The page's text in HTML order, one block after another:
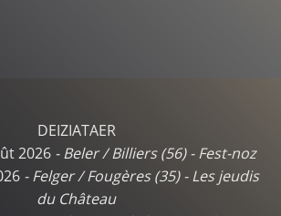
DEIZIATAER
2026 -Beler / Billiers (56) - Fest-noz
-Felger / Fougères (35) - Les jeudis
du Château